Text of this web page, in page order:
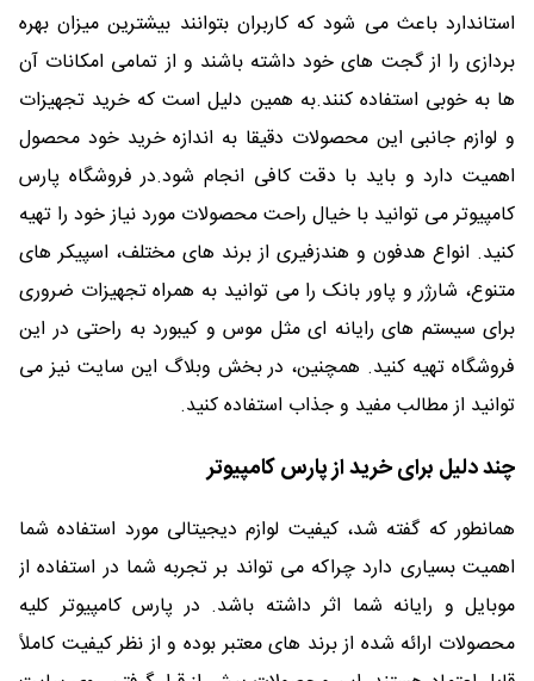
استاندارد باعث می شود که کاربران بتوانند بیشترین میزان بهره
بردازی را از گجت های خود داشته باشند و از تمامی امکانات آن
ها به خوبی استفاده کنند.به همین دلیل است که خرید تجهیزات
و لوازم جانبی این محصولات دقیقا به اندازه خرید خود محصول
اهمیت دارد و باید با دقت کافی انجام شود.در فروشگاه پارس
کامپیوتر می توانید با خیال راحت محصولات مورد نیاز خود را تهیه
کنید. انواع هدفون و هندزفیری از برند های مختلف، اسپیکر های
متنوع، شارژر و پاور بانک را می توانید به همراه تجهیزات ضروری
برای سیستم های رایانه ای مثل موس و کیبورد به راحتی در این
فروشگاه تهیه کنید. همچنین، در بخش وبلاگ این سایت نیز می
توانید از مطالب مفید و جذاب استفاده کنید.
چند دلیل برای خرید از پارس کامپیوتر
همانطور که گفته شد، کیفیت لوازم دیجیتالی مورد استفاده شما
اهمیت بسیاری دارد چراکه می تواند بر تجربه شما در استفاده از
موبایل و رایانه شما اثر داشته باشد. در پارس کامپیوتر کلیه
محصولات ارائه شده از برند های معتبر بوده و از نظر کیفیت کاملاً